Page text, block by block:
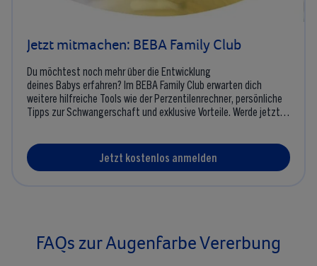
Jetzt mitmachen: BEBA Family Club
Du möchtest noch mehr über die Entwicklung
deines Babys erfahren? Im BEBA Family Club erwarten dich
weitere hilfreiche Tools wie der Perzentilenrechner, persönliche
Tipps zur Schwangerschaft und exklusive Vorteile. Werde jetzt
Jetzt kostenlos anmelden
FAQs zur Augenfarbe Vererbung